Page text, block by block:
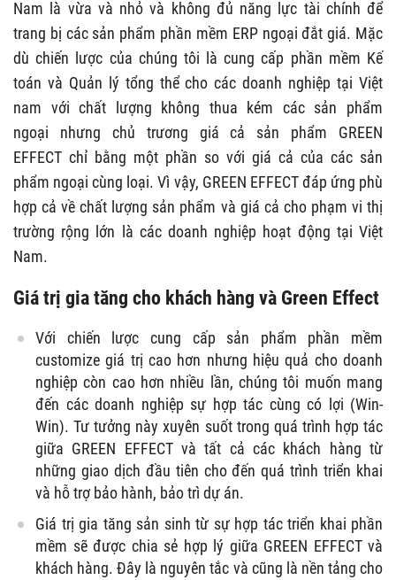
Nam là vừa và nhỏ và không đủ năng lực tài chính để
trang bị các sản phẩm phần mềm ERP ngoại đắt giá. Mặc
dù chiến lược của chúng tôi là cung cấp phần mềm Kế
toán và Quản lý tổng thể cho các doanh nghiệp tại Việt
nam với chất lượng không thua kém các sản phẩm
ngoại nhưng chủ trương giá cả sản phẩm GREEN
EFFECT chỉ bằng một phần so với giá cả của các sản
phẩm ngoại cùng loại. Vì vậy, GREEN EFFECT đáp ứng phù
hợp cả về chất lượng sản phẩm và giá cả cho phạm vi thị
trường rộng lớn là các doanh nghiệp hoạt động tại Việt
Nam.
Giá trị gia tăng cho khách hàng và Green Effect
Với chiến lược cung cấp sản phẩm phần mềm
customize giá trị cao hơn nhưng hiệu quả cho doanh
nghiệp còn cao hơn nhiều lần, chúng tôi muốn mang
đến các doanh nghiệp sự hợp tác cùng có lợi (Win-
Win). Tư tưởng này xuyên suốt trong quá trình hợp tác
giữa GREEN EFFECT và tất cả các khách hàng từ
những giao dịch đầu tiên cho đến quá trình triển khai
và hỗ trợ bảo hành, bảo trì dự án.
Giá trị gia tăng sản sinh từ sự hợp tác triển khai phần
mềm sẽ được chia sẻ hợp lý giữa GREEN EFFECT và
khách hàng. Đây là nguyên tắc và cũng là nền tảng cho